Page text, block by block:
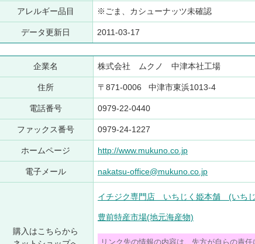
アレルギー品目 ※ごま、カシューナッツ未確認
データ更新日 2011-03-17
企業名 株式会社 ムクノ 中津本社工場
住所 〒871-0006 中津市東浜1013-4
電話番号 0979-22-0440
ファックス番号 0979-24-1227
ホームページ http://www.mukuno.co.jp
電子メール nakatsu-office@mukuno.co.jp
購入はこちらから
イチジク専門店 いちじく姫本舗 (いち
豊前特産市場(地元海産物)